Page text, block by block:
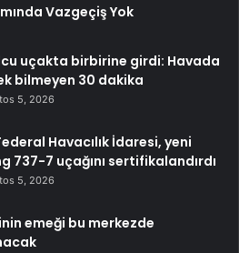
Vazgeçiş Yok
uçakta birbirine girdi: Havada
bilmeyen 30 dakika
5, 2026
Havacılık İdaresi, yeni
737-7 uçağını sertifikalandırdı
5, 2026
emeği bu merkezde